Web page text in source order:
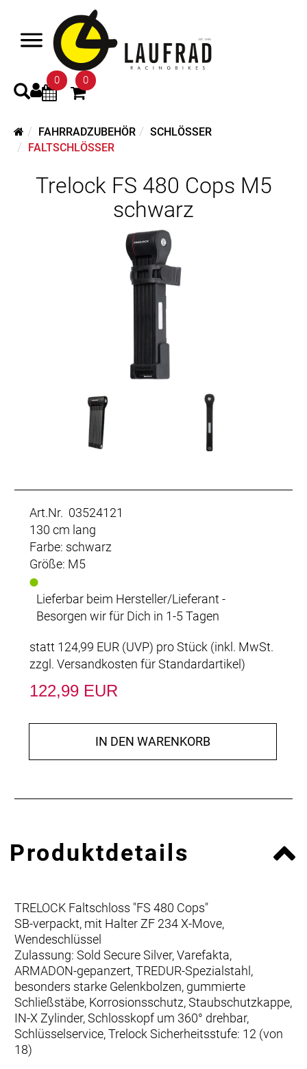
0 0
FAHRRADZUBEHÖR
SCHLÖSSER
FALTSCHLÖSSER
Trelock FS 480 Cops M5
schwarz
Art.Nr. 03524121
130 cm lang
Farbe: schwarz
Größe: M5
Lieferbar beim Hersteller/Lieferant -
Besorgen wir für Dich in 1-5 Tagen
statt 124,99 EUR (UVP) pro Stück (inkl. MwSt.
zzgl. Versandkosten für Standardartikel)
122,99 EUR
IN DEN WARENKORB
Produktdetails
TRELOCK Faltschloss "FS 480 Cops"
SB-verpackt, mit Halter ZF 234 X-Move,
Wendeschlüssel
Zulassung: Sold Secure Silver, Varefakta,
ARMADON-gepanzert, TREDUR-Spezialstahl,
besonders starke Gelenkbolzen, gummierte
Schließstäbe, Korrosionsschutz, Staubschutzkappe,
IN-X Zylinder, Schlosskopf um 360° drehbar,
Schlüsselservice, Trelock Sicherheitsstufe: 12 (von
18)